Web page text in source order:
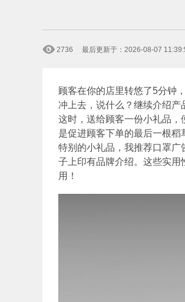
2736 最后更新于：2026-08-07
顾客在你的店里转悠了5分钟
冲上去，说什么？继续介绍产
这时，送给顾客一份小礼品
是促进顾客下单的最后一根稻
特别的小礼品，我推荐口罩
子上印有品牌介绍。这些实
用！